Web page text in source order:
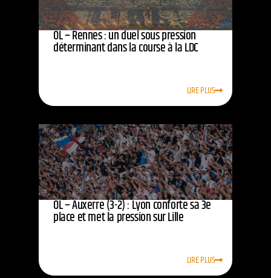
OL – Rennes : un duel sous pression
déterminant dans la course à la LDC
LIRE PLUS
OL – Auxerre (3-2) : Lyon conforte sa 3e
place et met la pression sur Lille
LIRE PLUS